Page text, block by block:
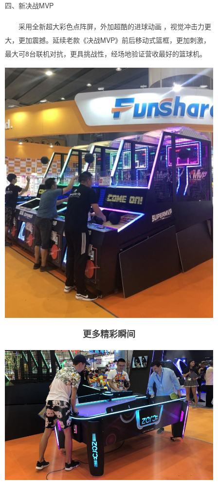
四、新决战MVP
采用全新超大彩色点阵屏，外加超酷的进球动画 ，视觉冲击力更
大，更加震撼。延续老款《决战MVP》前后移动式篮框，更加刺激，
最大可8台联机对抗，更具挑战性，经场地验证营收最好的篮球机。
更多精彩瞬间